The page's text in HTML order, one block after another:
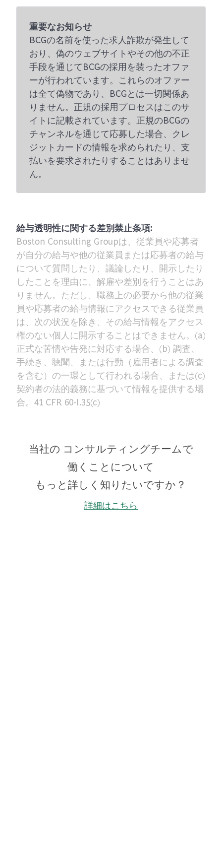
重要なお知らせ
BCGの名前を使った求人詐欺が発生して
おり、偽のウェブサイトやその他の不正
手段を通じてBCGの採用を装ったオファ
ーが行われています。これらのオファー
は全て偽物であり、BCGとは一切関係あ
りません。正規の採用プロセスはこのサ
イトに記載されています。正規のBCGの
チャンネルを通じて応募した場合、クレ
ジットカードの情報を求められたり、支
払いを要求されたりすることはありませ
ん。
給与透明性に関する差別禁止条項:
Boston Consulting Groupは、従業員や応募者
が自分の給与や他の従業員または応募者の給与
について質問したり、議論したり、開示したり
したことを理由に、解雇や差別を行うことはあ
りません。ただし、職務上の必要から他の従業
員や応募者の給与情報にアクセスできる従業員
は、次の状況を除き、その給与情報をアクセス
権のない個人に開示することはできません。(a)
正式な苦情や告発に対応する場合、(b) 調査、
手続き、聴聞、または行動（雇用者による調査
を含む）の一環として行われる場合、または(c)
契約者の法的義務に基づいて情報を提供する場
合。41 CFR 60-I.35(c)
当社の コンサルティングチームで
働くことについて
もっと詳しく知りたいですか？
詳細はこちら